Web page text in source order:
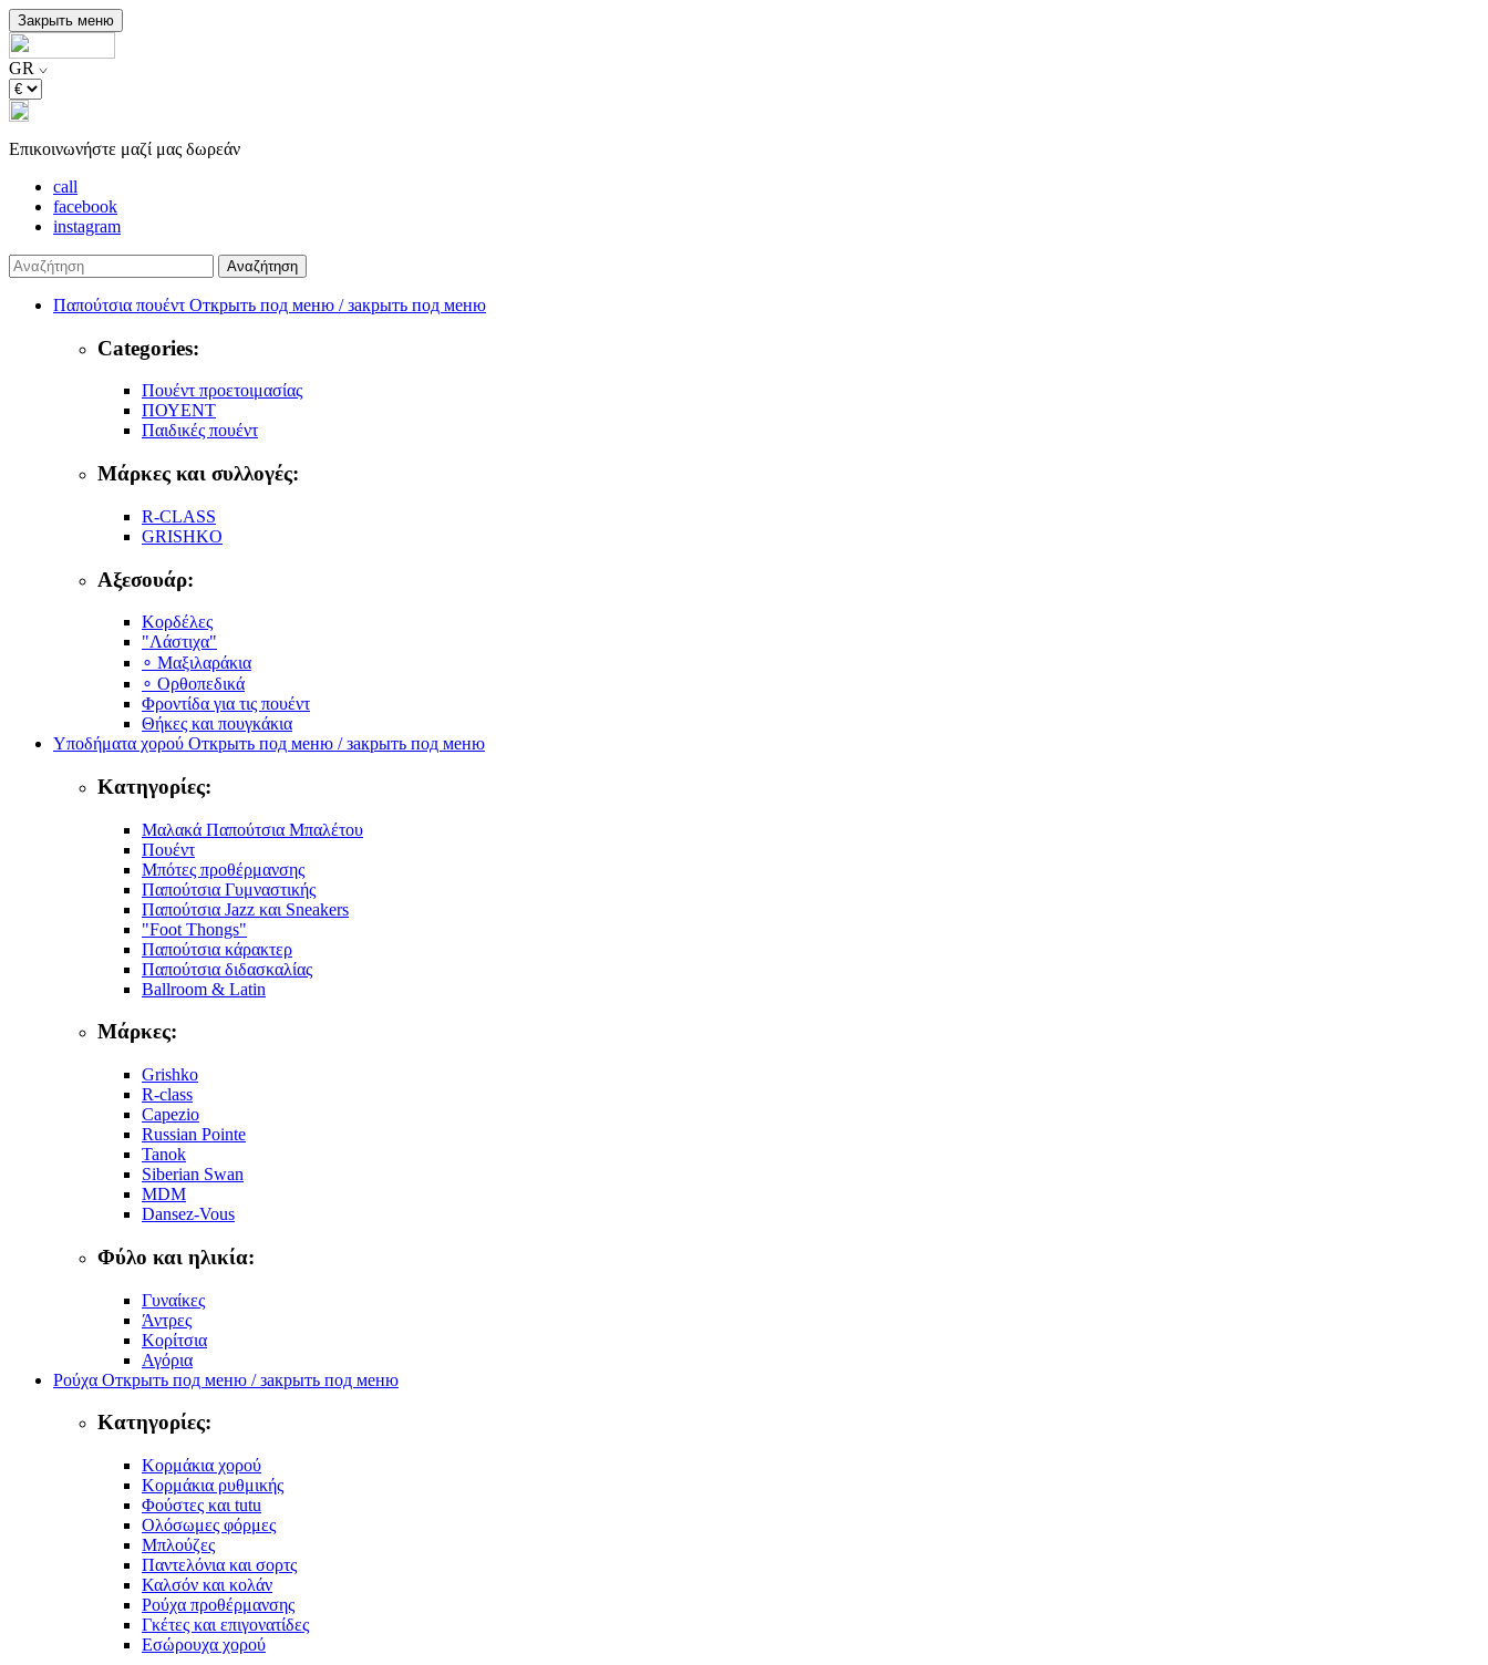
Закрыть меню
GR
Επικοινωνήστε μαζί μας δωρεάν
call
facebook
instagram
Αναζήτηση
Παπούτσια πουέντ Открыть под меню / закрыть под меню
Categories:
Πουέντ προετοιμασίας
ΠΟΥΕΝΤ
Παιδικές πουέντ
Μάρκες και συλλογές:
R-CLASS
GRISHKO
Αξεσουάρ:
Κορδέλες
"Λάστιχα"
∘ Μαξιλαράκια
∘ Ορθοπεδικά
Φροντίδα για τις πουέντ
Θήκες και πουγκάκια
Υποδήματα χορού Открыть под меню / закрыть под меню
Κατηγορίες:
Μαλακά Παπούτσια Μπαλέτου
Πουέντ
Μπότες προθέρμανσης
Παπούτσια Γυμναστικής
Παπούτσια Jazz και Sneakers
"Foot Thongs"
Παπούτσια κάρακτερ
Παπούτσια διδασκαλίας
Ballroom & Latin
Μάρκες:
Grishko
R-class
Capezio
Russian Pointe
Tanok
Siberian Swan
MDM
Dansez-Vous
Φύλο και ηλικία:
Γυναίκες
Άντρες
Κορίτσια
Αγόρια
Ρούχα Открыть под меню / закрыть под меню
Κατηγορίες:
Κορμάκια χορού
Κορμάκια ρυθμικής
Φούστες και tutu
Ολόσωμες φόρμες
Μπλούζες
Παντελόνια και σορτς
Καλσόν και κολάν
Ρούχα προθέρμανσης
Γκέτες και επιγονατίδες
Εσώρουχα χορού